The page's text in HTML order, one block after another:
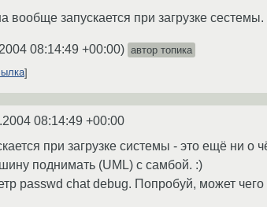
вообще запускается при загрузке сестемы.
08:14:49 +00:00) автор топика
08:14:49 +00:00
при загрузке системы - это ещё ни
поднимать (UML) с самбой. :)
passwd chat debug. Попробуй, может чего